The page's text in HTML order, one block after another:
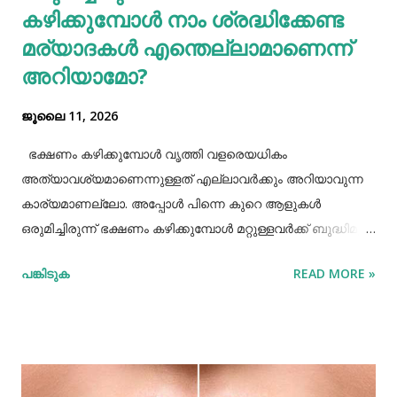
കഴിക്കുമ്പോൾ നാം ശ്രദ്ധിക്കേണ്ട
മര്യാദകൾ എന്തെല്ലാമാണെന്ന്
അറിയാമോ?
ജൂലൈ 11, 2026
ഭക്ഷണം കഴിക്കുമ്പോൾ വൃത്തി വളരെയധികം
അത്യാവശ്യമാണെന്നുള്ളത് എല്ലാവർക്കും അറിയാവുന്ന
കാര്യമാണല്ലോ. അപ്പോൾ പിന്നെ കുറെ ആളുകൾ
ഒരുമിച്ചിരുന്ന് ഭക്ഷണം കഴിക്കുമ്പോൾ മറ്റുള്ളവർക്ക് ബുദ്ധിമുട്ട്
ശ്രദ്ധിക്കേണ്ട ചില കാര്യങ്ങളുണ്ട്. ആദ്യമായി നമ്മൾ
കഴുകി ശുദ്ധിയാക്കേണ്ടതുണ്ട്. അതേപോലെ നമ്മുടെ
പങ്കിടുക READ MORE »